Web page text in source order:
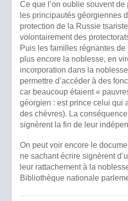
Ce que l’on oublie souvent de
les principautés géorgiennes
protection de la Russie
volontairement des
Puis les familles régnantes
plus encore la noblesse, en
incorporation dans la
permettre d’accéder à des
car beaucoup étaient «
géorgien : est prince celui qui
des chèvres). La
signèrent la fin de leur
On peut voir encore le
ne sachant écrire signèrent
leur rattachement à la
Bibliothèque nationale